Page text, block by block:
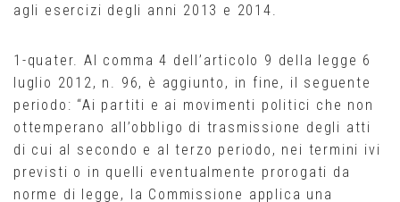
agli esercizi degli anni 2013 e 2014.
1-quater. Al comma 4 dell’articolo 9 della legge 6
luglio 2012, n. 96, è aggiunto, in fine, il seguente
periodo: “Ai partiti e ai movimenti politici che non
ottemperano all’obbligo di trasmissione degli atti
di cui al secondo e al terzo periodo, nei termini ivi
previsti o in quelli eventualmente prorogati da
norme di legge, la Commissione applica una